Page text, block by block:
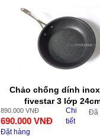
Chảo chống dính
fivestar 3 lớp
890.000 VNĐ
690.000 VNĐ
Đã
Chi
tiết
Đặt hàng